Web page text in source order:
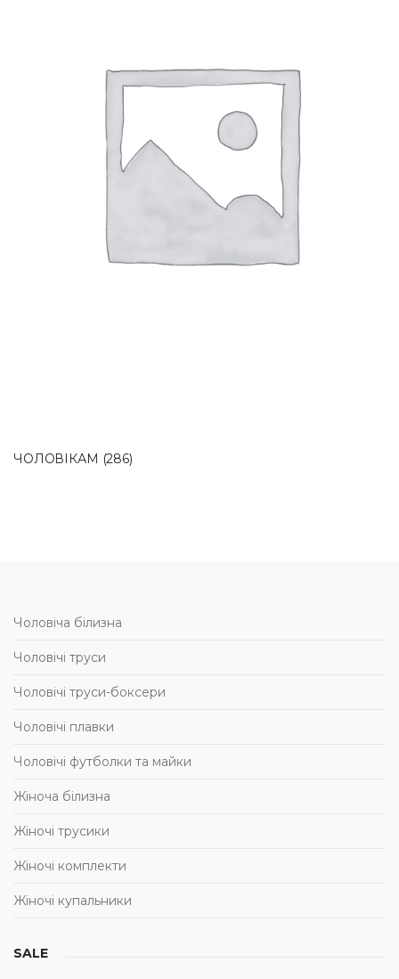
ЧОЛОВІКАМ (286)
Чоловіча білизна
Чоловічі труси
Чоловічі труси-боксери
Чоловічі плавки
Чоловічі футболки та майки
Жіноча білизна
Жіночі трусики
Жіночі комплекти
Жіночі купальники
SALE